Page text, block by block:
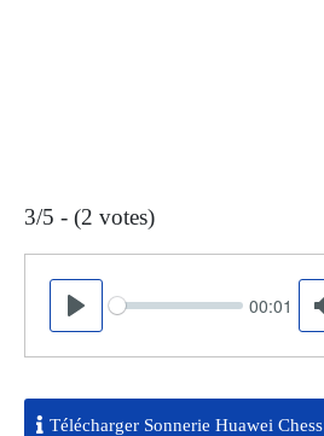
3/5 - (2 votes)
Play
Seek 00:01
Télécharger Sonnerie Huawei Chess